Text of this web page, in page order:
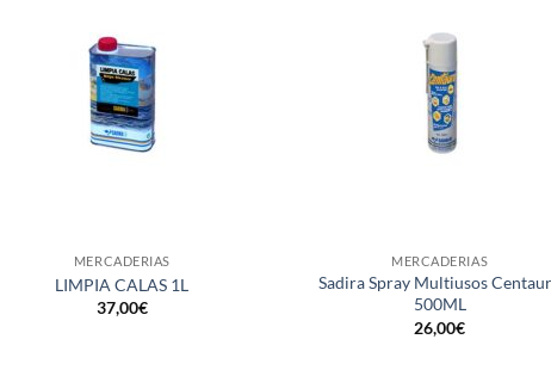
MERCADERIAS
LIMPIA CALAS 1L
37,00€
MERCADERIAS
Sadira Spray Multiusos
500ML
26,00€